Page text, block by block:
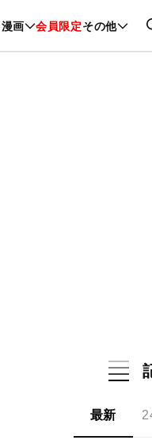
漫画 会員限定その他
ファッション 恋愛・結婚
最新